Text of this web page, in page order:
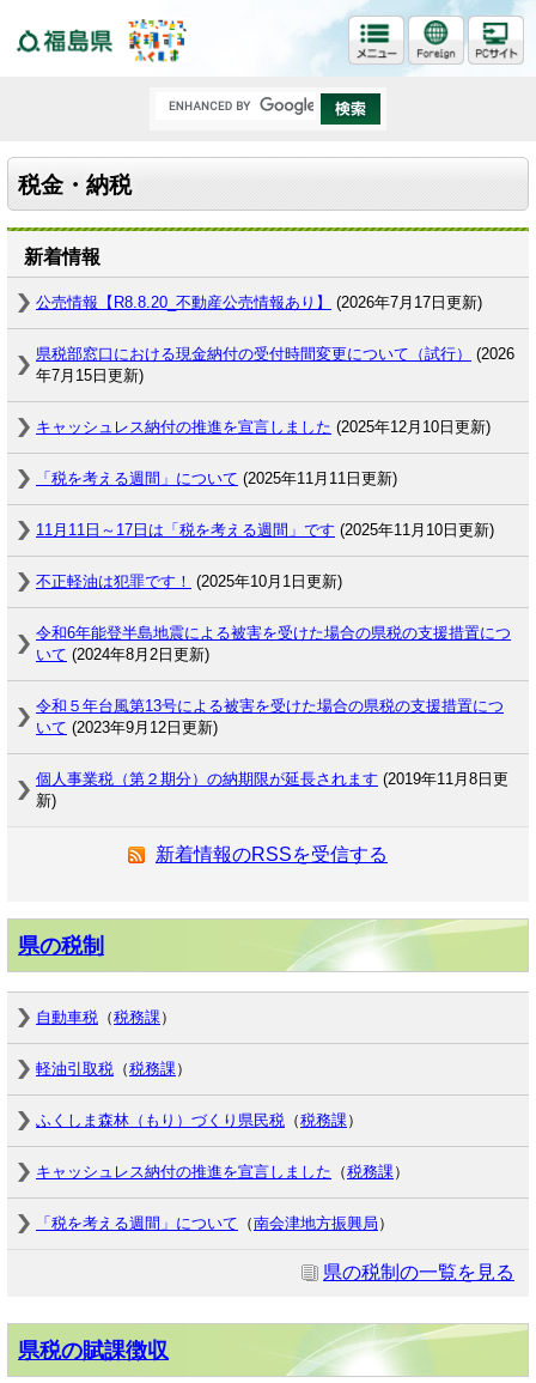
税金・納税
新着情報
公売情報【R8.8.20_不動産公売情報あり】 (2026年7月17日更新)
県税部窓口における現金納付の受付時間変更について（試行）
(2026
年7月15日更新)
キャッシュレス納付の推進を宣言しました (2025年12月10日更新)
「税を考える週間」について (2025年11月11日更新)
11月11日～17日は「税を考える週間」です (2025年11月10日更新)
不正軽油は犯罪です！ (2025年10月1日更新)
令和6年能登半島地震による被害を受けた場合の県税の支援措置につ
いて (2024年8月2日更新)
令和５年台風第13号による被害を受けた場合の県税の支援措置につ
いて (2023年9月12日更新)
個人事業税（第２期分）の納期限が延長されます (2019年11月8日更
新)
新着情報のRSSを受信する
県の税制
自動車税 （税務課）
軽油引取税 （税務課）
ふくしま森林（もり）づくり県民税 （税務課）
キャッシュレス納付の推進を宣言しました （税務課）
「税を考える週間」について （南会津地方振興局 ）
県の税制の一覧を見る
県税の賦課徴収